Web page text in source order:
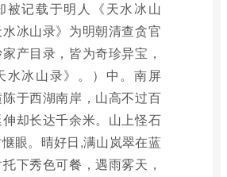
被记载于明人《天水冰山
冰山录》为明朝清查贪官
产目录，皆为奇珍异宝，
水冰山录》。）中。南屏
于西湖南岸，山高不过百
却长达千余米。山上怪石
眼。晴好日,满山岚翠在蓝
下秀色可餐，遇雨雾天，